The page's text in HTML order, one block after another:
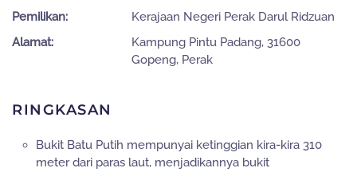
Pemilikan:
Kerajaan Negeri Perak Darul Ridzuan
Alamat:
Kampung Pintu Padang, 31600
Gopeng, Perak
RINGKASAN
Bukit Batu Putih mempunyai ketinggian kira-kira 310
meter dari paras laut, menjadikannya bukit